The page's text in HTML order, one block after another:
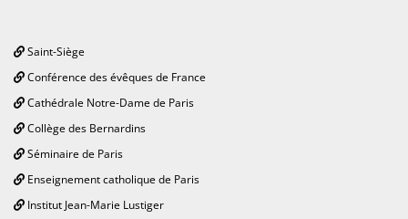
Saint-Siège
Conférence des évêques de France
Cathédrale Notre-Dame de Paris
Collège des Bernardins
Séminaire de Paris
Enseignement catholique de Paris
Institut Jean-Marie Lustiger